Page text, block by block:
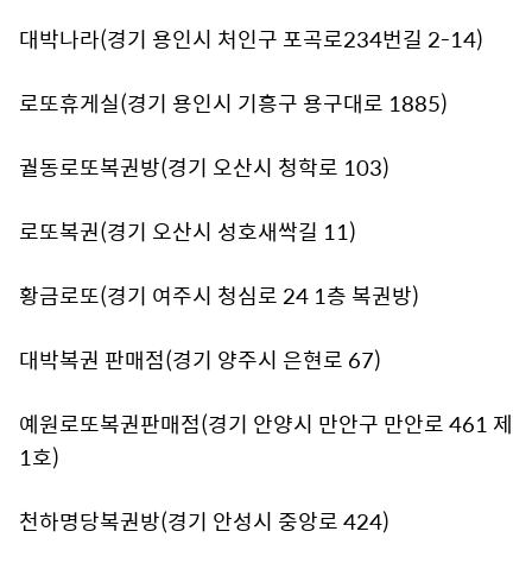
대박나라(경기 용인시 처인구 포곡로234번길 2-14)
로또휴게실(경기 용인시 기흥구 용구대로 1885)
궐동로또복권방(경기 오산시 청학로 103)
로또복권(경기 오산시 성호새싹길 11)
황금로또(경기 여주시 청심로 24 1층 복권방)
대박복권 판매점(경기 양주시 은현로 67)
예원로또복권판매점(경기 안양시 만안구 만안로 461 제
1호)
천하명당복권방(경기 안성시 중앙로 424)